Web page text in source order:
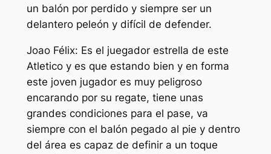
un balón por perdido y siempre ser un
delantero peleón y difícil de defender.
Joao Félix: Es el juegador estrella de este
Atletico y es que estando bien y en forma
este joven jugador es muy peligroso
encarando por su regate, tiene unas
grandes condiciones para el pase, va
siempre con el balón pegado al pie y dentro
del área es capaz de definir a un toque